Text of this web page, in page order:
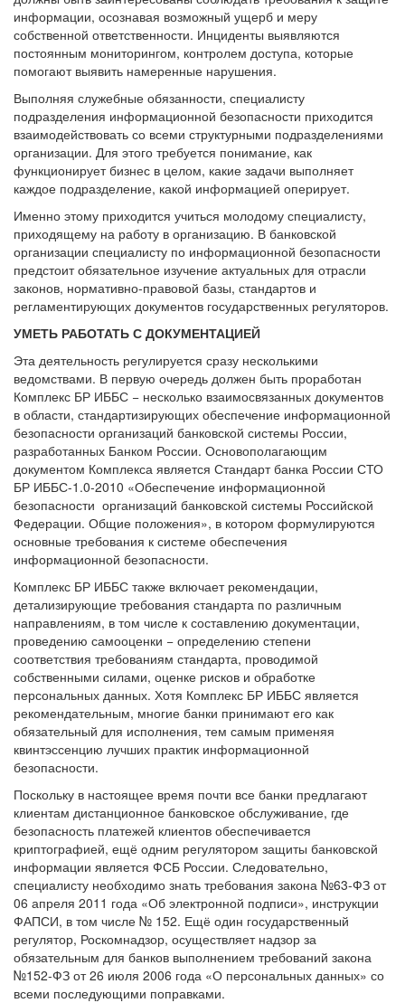
информации, осознавая возможный ущерб и меру
собственной ответственности. Инциденты выявляются
постоянным мониторингом, контролем доступа, которые
помогают выявить намеренные нарушения.
Выполняя служебные обязанности, специалисту
подразделения информационной безопасности приходится
взаимодействовать со всеми структурными подразделениями
организации. Для этого требуется понимание, как
функционирует бизнес в целом, какие задачи выполняет
каждое подразделение, какой информацией оперирует.
Именно этому приходится учиться молодому специалисту,
приходящему на работу в организацию. В банковской
организации специалисту по информационной безопасности
предстоит обязательное изучение актуальных для отрасли
законов, нормативно-правовой базы, стандартов и
регламентирующих документов государственных регуляторов.
УМЕТЬ РАБОТАТЬ С ДОКУМЕНТАЦИЕЙ
Эта деятельность регулируется сразу несколькими
ведомствами. В первую очередь должен быть проработан
Комплекс БР ИББС − несколько взаимосвязанных документов
в области, стандартизирующих обеспечение информационной
безопасности организаций банковской системы России,
разработанных Банком России. Основополагающим
документом Комплекса является Стандарт банка России СТО
БР ИББС-1.0-2010 «Обеспечение информационной
безопасности организаций банковской системы Российской
Федерации. Общие положения», в котором формулируются
основные требования к системе обеспечения
информационной безопасности.
Комплекс БР ИББС также включает рекомендации,
детализирующие требования стандарта по различным
направлениям, в том числе к составлению документации,
проведению самооценки − определению степени
соответствия требованиям стандарта, проводимой
собственными силами, оценке рисков и обработке
персональных данных. Хотя Комплекс БР ИББС является
рекомендательным, многие банки принимают его как
обязательный для исполнения, тем самым применяя
квинтэссенцию лучших практик информационной
безопасности.
Поскольку в настоящее время почти все банки предлагают
клиентам дистанционное банковское обслуживание, где
безопасность платежей клиентов обеспечивается
криптографией, ещё одним регулятором защиты банковской
информации является ФСБ России. Следовательно,
специалисту необходимо знать требования закона №63-ФЗ от
06 апреля 2011 года «Об электронной подписи», инструкции
ФАПСИ, в том числе № 152. Ещё один государственный
регулятор, Роскомнадзор, осуществляет надзор за
обязательным для банков выполнением требований закона
№152-ФЗ от 26 июля 2006 года «О персональных данных» со
всеми последующими поправками.